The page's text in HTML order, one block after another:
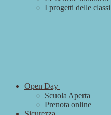
I progetti delle classi
Open Day
Scuola Aperta
Prenota online